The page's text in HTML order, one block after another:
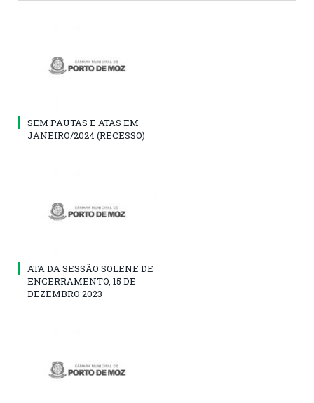
SEM PAUTAS E ATAS EM
JANEIRO/2024 (RECESSO)
ATA DA SESSÃO SOLENE DE
ENCERRAMENTO, 15 DE
DEZEMBRO 2023